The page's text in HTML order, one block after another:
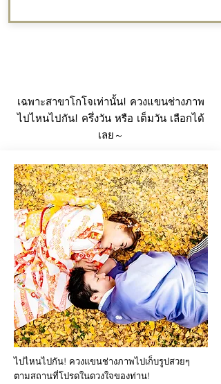
เฉพาะสาขาโกโจเท่านั้น! ควงแขนช่างภาพ
ไปไหนไปกัน! ครึ่งวัน หรือ เต็มวัน เลือกได้
เลย ～
ไปไหนไปกัน! ควงแขนช่างภาพไปเก็บรูปสวยๆ
ตามสถานที่โปรดในดวงใจของท่าน!